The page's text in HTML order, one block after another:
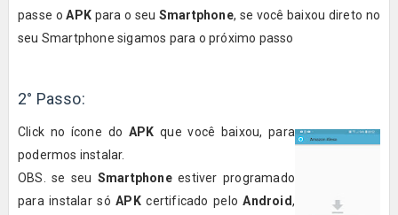
passe oAPK para o seu Smartphone, se você baixou direto no
seu Smartphone sigamos para o próximo passo
2° Passo:
Click no ícone do APKque você baixou, para
podermos instalar.
OBS. se seu Smartphoneestiver programado
para instalar sóAPKcertificado peloAndroid,